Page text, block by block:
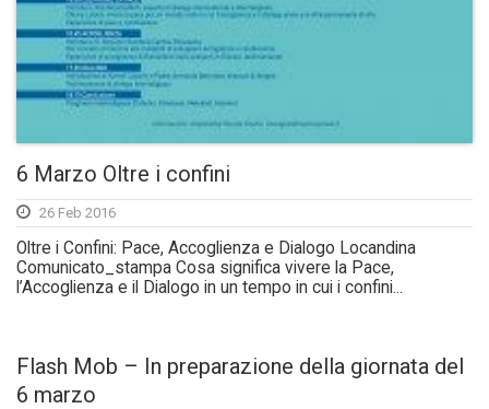
6 Marzo Oltre i confini
26 Feb 2016
Oltre i Confini: Pace, Accoglienza e Dialogo Locandina
Comunicato_stampa Cosa significa vivere la Pace,
l’Accoglienza e il Dialogo in un tempo in cui i confini...
Flash Mob – In preparazione della giornata del
6 marzo